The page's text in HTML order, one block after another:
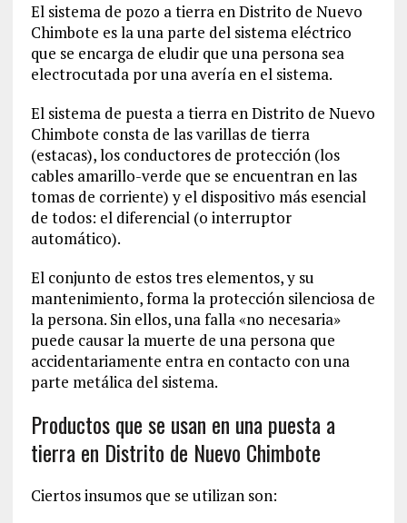
El sistema de pozo a tierra en Distrito de Nuevo
Chimbote es la una parte del sistema eléctrico
que se encarga de eludir que una persona sea
electrocutada por una avería en el sistema.
El sistema de puesta a tierra en Distrito de Nuevo
Chimbote consta de las varillas de tierra
(estacas), los conductores de protección (los
cables amarillo-verde que se encuentran en las
tomas de corriente) y el dispositivo más esencial
de todos: el diferencial (o interruptor
automático).
El conjunto de estos tres elementos, y su
mantenimiento, forma la protección silenciosa de
la persona. Sin ellos, una falla «no necesaria»
puede causar la muerte de una persona que
accidentariamente entra en contacto con una
parte metálica del sistema.
Productos que se usan en una puesta a
tierra en Distrito de Nuevo Chimbote
Ciertos insumos que se utilizan son: